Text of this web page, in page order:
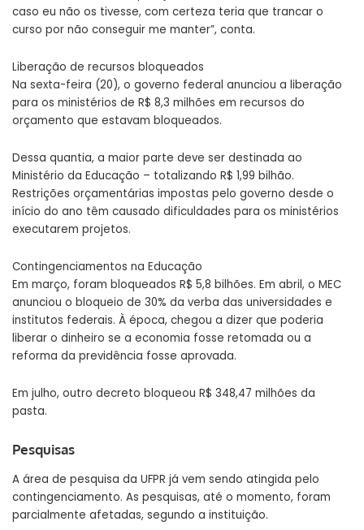
caso eu não os tivesse, com certeza teria que trancar o
curso por não conseguir me manter”, conta.
Liberação de recursos bloqueados
Na sexta-feira (20), o governo federal anunciou a liberação
para os ministérios de R$ 8,3 milhões em recursos do
orçamento que estavam bloqueados.
Dessa quantia, a maior parte deve ser destinada ao
Ministério da Educação – totalizando R$ 1,99 bilhão.
Restrições orçamentárias impostas pelo governo desde o
início do ano têm causado dificuldades para os ministérios
executarem projetos.
Contingenciamentos na Educação
Em março, foram bloqueados R$ 5,8 bilhões. Em abril, o MEC
anunciou o bloqueio de 30% da verba das universidades e
institutos federais. À época, chegou a dizer que poderia
liberar o dinheiro se a economia fosse retomada ou a
reforma da previdência fosse aprovada.
Em julho, outro decreto bloqueou R$ 348,47 milhões da
pasta.
Pesquisas
A área de pesquisa da UFPR já vem sendo atingida pelo
contingenciamento. As pesquisas, até o momento, foram
parcialmente afetadas, segundo a instituição.